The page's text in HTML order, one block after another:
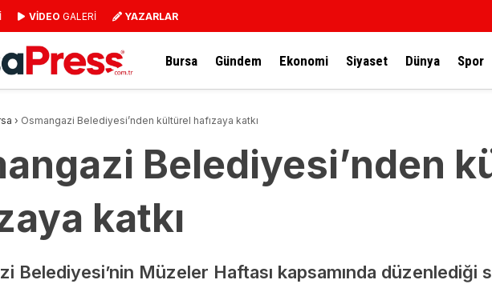
VİDEO GALERİ YAZARLAR
Bursa Gündem Ekonomi Siyaset Dünya Spor
› Osmangazi Belediyesi’nden kültürel hafızaya katkı
Belediyesi’nden
katkı
Belediyesi’nin Müzeler Haftası kapsamında düzenlediği